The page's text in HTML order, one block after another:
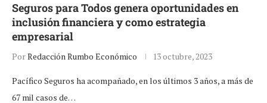
Seguros para Todos genera oportunidades en
inclusión financiera y como estrategia
empresarial
PorRedacción Rumbo Económico 13 octubre, 2023
Pacífico Seguros ha acompañado, en los últimos 3 años, a más de
67 mil casos de…